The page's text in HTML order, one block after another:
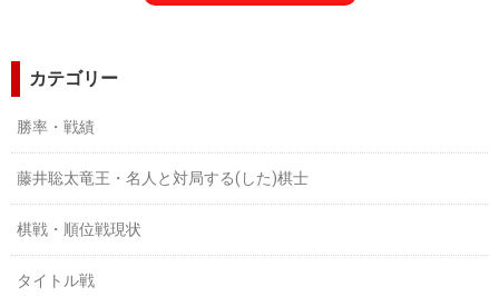
カテゴリー
勝率・戦績
藤井聡太竜王・名人と対局する(した)棋士
棋戦・順位戦現状
タイトル戦